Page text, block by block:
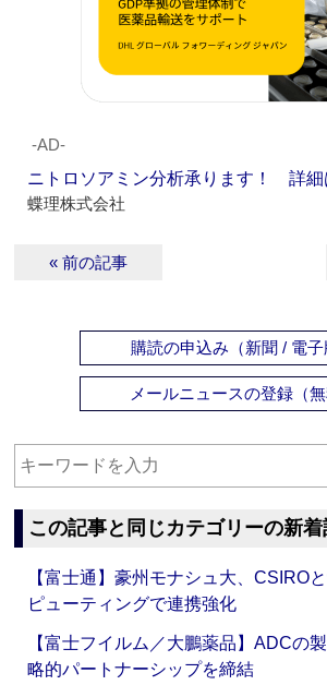
‐AD‐
ニトロソアミン分析承ります！ 詳細
蝶理株式会社
« 前の記事
購読の申込み（新聞 / 電子
メールニュースの登録（無
この記事と同じカテゴリーの新
【富士通】豪州モナシュ大、CSIRO
ピューティングで連携強化
【富士フイルム／大鵬薬品】ADCの
略的パートナーシップを締結